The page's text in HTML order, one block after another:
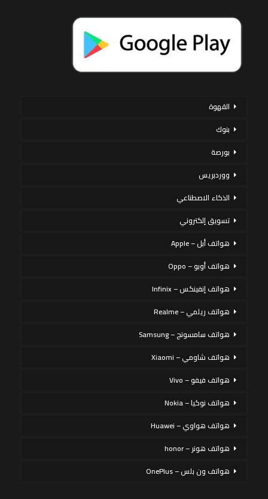
القهوة
بنوك
بورصة
ووردبريس
الذكاء الاصطناعي
تسويق إلكتروني
هواتف أبل – Apple
هواتف أوبو – Oppo
هواتف إنفينكس – Infinix
هواتف ريلمي – Realme
هواتف سامسونج – Samsung
هواتف شاومي – Xiaomi
هواتف فيفو – Vivo
هواتف نوكيا – Nokia
هواتف هواوي – Huawei
هواتف هونر – honor
هواتف ون بلس – OnePlus